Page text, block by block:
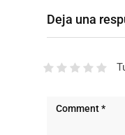
Deja una